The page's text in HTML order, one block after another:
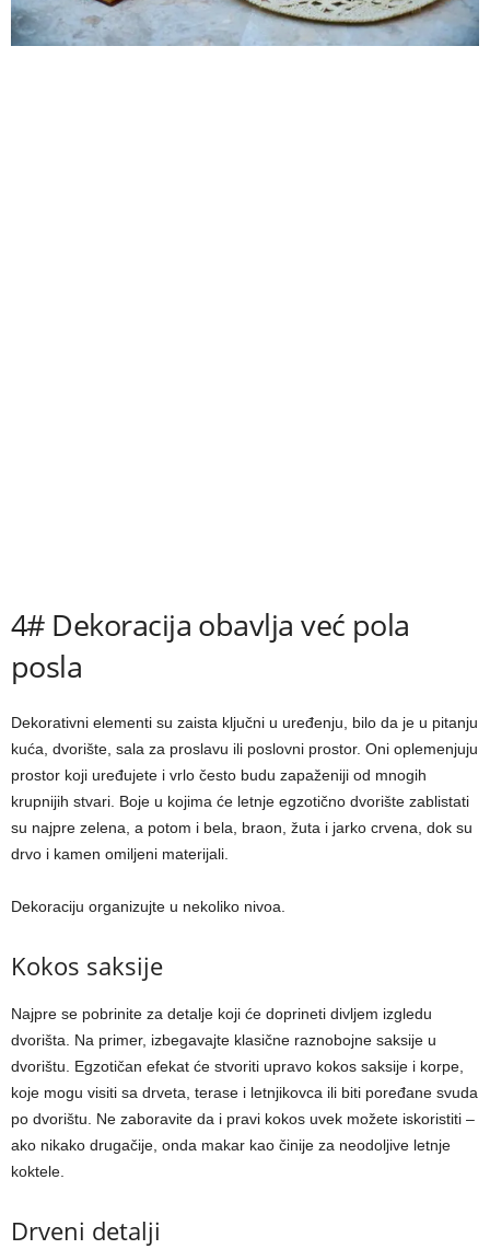
4# Dekoracija obavlja već pola
posla
Dekorativni elementi su zaista ključni u uređenju, bilo da je u pitanju
kuća, dvorište, sala za proslavu ili poslovni prostor. Oni oplemenjuju
prostor koji uređujete i vrlo često budu zapaženiji od mnogih
krupnijih stvari. Boje u kojima će letnje egzotično dvorište zablistati
su najpre zelena, a potom i bela, braon, žuta i jarko crvena, dok su
drvo i kamen omiljeni materijali.
Dekoraciju organizujte u nekoliko nivoa.
Kokos saksije
Najpre se pobrinite za detalje koji će doprineti divljem izgledu
dvorišta. Na primer, izbegavajte klasične raznobojne saksije u
dvorištu. Egzotičan efekat će stvoriti upravo kokos saksije i korpe,
koje mogu visiti sa drveta, terase i letnjikovca ili biti poređane svuda
po dvorištu. Ne zaboravite da i pravi kokos uvek možete iskoristiti –
ako nikako drugačije, onda makar kao činije za neodoljive letnje
koktele.
Drveni detalji